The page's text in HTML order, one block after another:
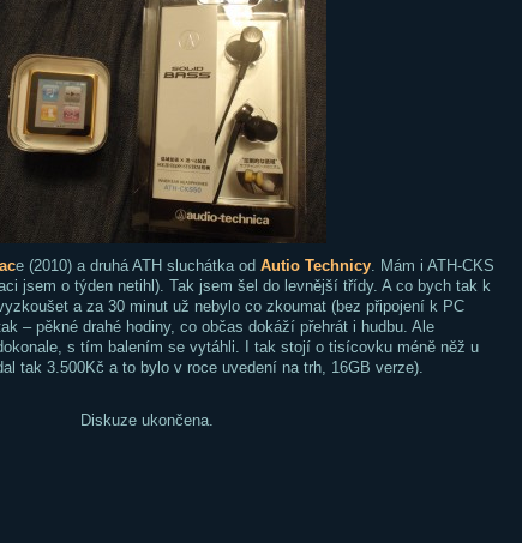
e (2010) a druhá ATH sluchátka od Autio Technicy. Mám i ATH-CKS
jsem o týden netihl). Tak jsem šel do levnější třídy. A co bych tak k
a za 30 minut už nebylo co zkoumat (bez připojení k PC
– pěkné drahé hodiny, co občas dokáží přehrát i hudbu. Ale
s tím balením se vytáhli. I tak stojí o tisícovku méně něž u
tak 3.500Kč a to bylo v roce uvedení na trh, 16GB verze).
Diskuze ukončena.